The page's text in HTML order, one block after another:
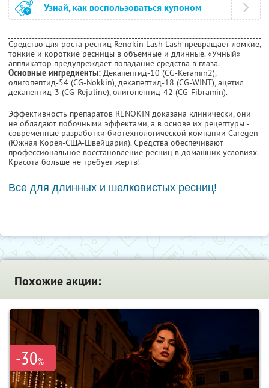
Узнай, как воспользоваться купоном
Средство для роста ресниц Renokin Lash Lash превращает ломкие,
тонкие и короткие ресницы в объемные и длинные. «Умный»
аппликатор предупреждает попадание средства в глаза.
Основные ингредиенты: Декапептид-10 (CG-Keramin2),
олигопептид-54 (CG-Nokkin), декапептид-18 (CG-WINT), ацетил
декапептид-3 (CG-Rejuline), олигопептид-42 (CG-Fibramin).
Эффективность препаратов RENOKIN доказана клинически, они
не обладают побочными эффектами, а в основе их рецептуры -
современные разработки биотехнологической компании Caregen
(Южная Корея-США-Швейцария). Средства обеспечивают
профессиональное восстановление ресниц в домашних условиях.
Красота больше не требует жертв!
Все для длинных и шелковистых ресниц!
Похожие акции:
-30%